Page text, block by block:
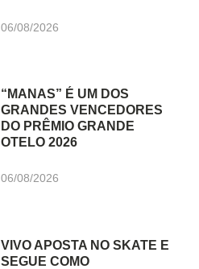
06/08/2026
“MANAS” É UM DOS
GRANDES VENCEDORES
DO PRÊMIO GRANDE
OTELO 2026
06/08/2026
VIVO APOSTA NO SKATE E
SEGUE COMO